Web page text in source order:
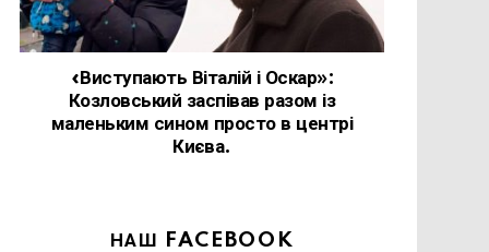
«Виступають Віталій і Оскар»:
Козловський заспівав разом із
маленьким сином просто в центрі
Києва.
НАШ FACEBOOK